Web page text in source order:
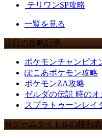
テリワンSP攻略
一覧を見る
注目の攻略記事
ポケモンチャンピオ
ぽこあポケモン攻略
ポケモンZA攻略
ゼルダの伝説 時の
スプラトゥーンレイ
当ゲームタイトルの権利